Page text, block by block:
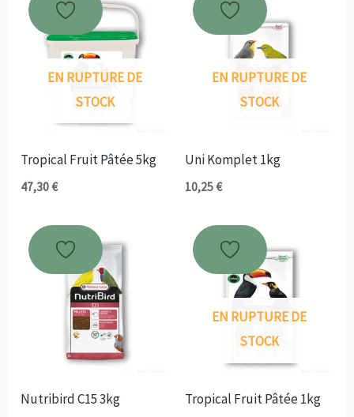
41,95 €
22,35 €
EN RUPTURE DE
STOCK
Tropical Fruit Pâtée 5kg
47,30€
EN RUPTURE DE
STOCK
Uni Komplet 1kg
10,25€
Nutribird C15 3kg
EN RUPTURE DE
STOCK
Tropical Fruit Pâtée 1kg